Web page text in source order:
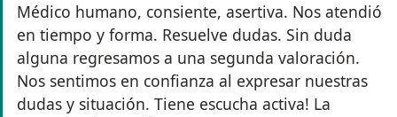
Médico humano, consiente, asertiva. Nos atendió
en tiempo y forma. Resuelve dudas. Sin duda
alguna regresamos a una segunda valoración.
Nos sentimos en confianza al expresar nuestras
dudas y situación. Tiene escucha activa! La